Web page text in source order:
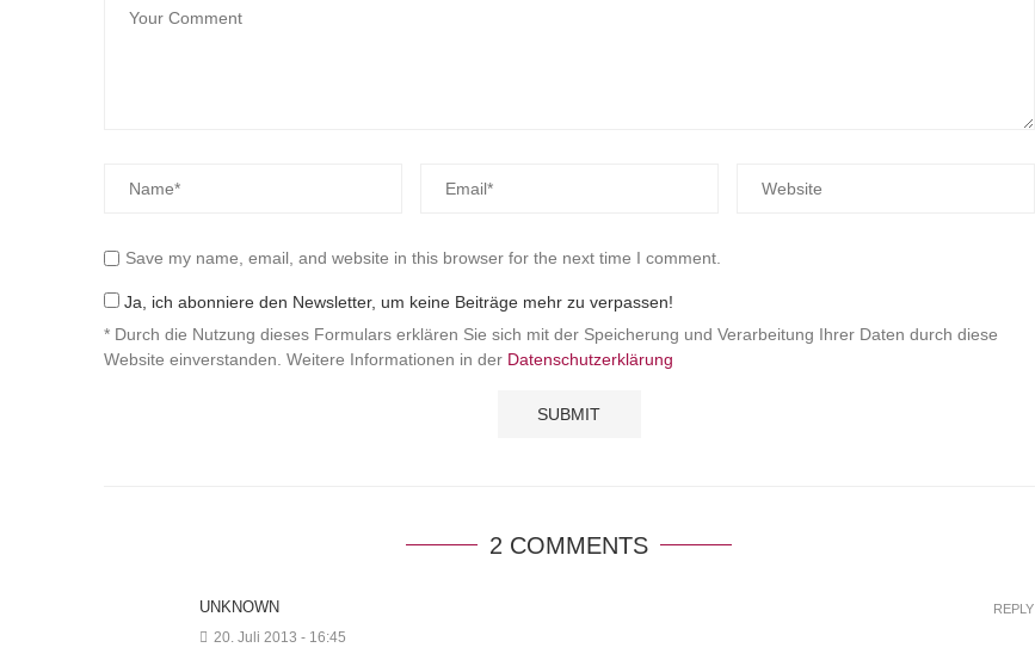
Save my name, email, and website in this browser for the next time I comment.
Ja, ich abonniere den Newsletter, um keine Beiträge mehr zu verpassen!
* Durch die Nutzung dieses Formulars erklären Sie sich mit der Speicherung und Verarbeitung Ihrer Daten durch diese
Website einverstanden. Weitere Informationen in der Datenschutzerklärung
2 COMMENTS
UNKNOWN
20. Juli 2013 - 16:45
REPLY